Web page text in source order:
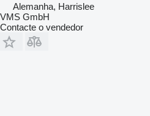
Alemanha, Harrislee
VMS GmbH
Contacte o vendedor